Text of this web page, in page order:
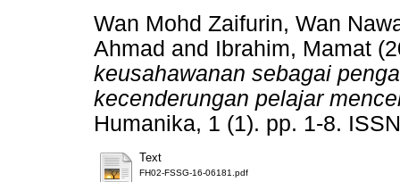
Wan Mohd Zaifurin, Wan
Ahmad and Ibrahim, Mamat
keusahawanan sebagai
kecenderungan pelajar
Humanika, 1 (1). pp. 1-8.
Text
FH02-FSSG-16-06181.pdf